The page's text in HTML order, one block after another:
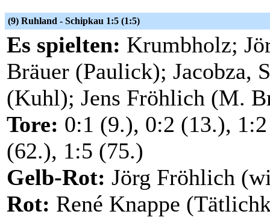
(9) Ruhland - Schipkau 1:5 (1:5)
Es spielten: Krumbholz;
Bräuer (Paulick); Jacobza,
(Kuhl); Jens Fröhlich (M.
Tore: 0:1 (9.), 0:2 (13.),
(62.), 1:5 (75.)
Gelb-Rot: Jörg Fröhlich
Rot: René Knappe